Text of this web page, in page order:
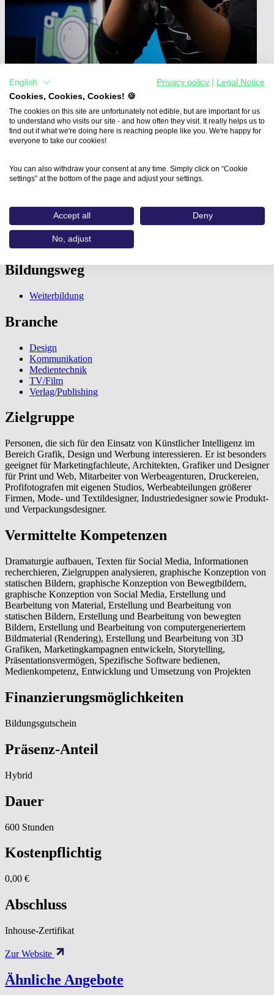
Home
Grafikdesigner:in -
Professioneller Workflow
CBZ Landshut GmbH
Bildungsweg
Weiterbildung
Branche
Design
Kommunikation
Medientechnik
TV/Film
Verlag/Publishing
Zielgruppe
Personen, die sich für den Einsatz von Künstlicher Intelligenz im
Bereich Grafik, Design und Werbung interessieren. Er ist besonders
geeignet für Marketingfachleute, Architekten, Grafiker und Designer
für Print und Web, Mitarbeiter von Werbeagenturen, Druckereien,
Profifotografen mit eigenen Studios, Werbeabteilungen größerer
Firmen, Mode- und Textildesigner, Industriedesigner sowie Produkt-
und Verpackungsdesigner.
Vermittelte Kompetenzen
Dramaturgie aufbauen, Texten für Social Media, Informationen
recherchieren, Zielgruppen analysieren, graphische Konzeption von
statischen Bildern, graphische Konzeption von Bewegtbildern,
graphische Konzeption von Social Media, Erstellung und
Bearbeitung von Material, Erstellung und Bearbeitung von
statischen Bildern, Erstellung und Bearbeitung von bewegten
Bildern, Erstellung und Bearbeitung von computergeneriertem
Bildmaterial (Rendering), Erstellung und Bearbeitung von 3D
Grafiken, Marketingkampagnen entwickeln, Storytelling,
Präsentationsvermögen, Spezifische Software bedienen,
Medienkompetenz, Entwicklung und Umsetzung von Projekten
Finanzierungsmöglichkeiten
Bildungsgutschein
Präsenz-Anteil
Hybrid
Dauer
600 Stunden
Kostenpflichtig
0,00 €
Abschluss
Inhouse-Zertifikat
Zur Website
Ähnliche Angebote
English Privacy policy
Legal Notice
Cookies, Cookies, Cookies! 🍪
The cookies on this site are unfortunately not edible, but are important for us
to understand who visits our site - and how often they visit. It really helps us to
find out if what we're doing here is reaching people like you. We're happy for
everyone to take our cookies!
You can also withdraw your consent at any time. Simply click on “Cookie
settings” at the bottom of the page and adjust your settings.
Accept all Deny
No, adjust